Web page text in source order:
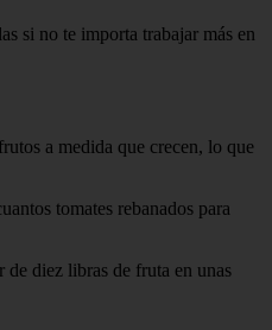
si no te importa trabajar más en
a medida que crecen, lo que
tomates rebanados para
de diez libras de fruta en unas